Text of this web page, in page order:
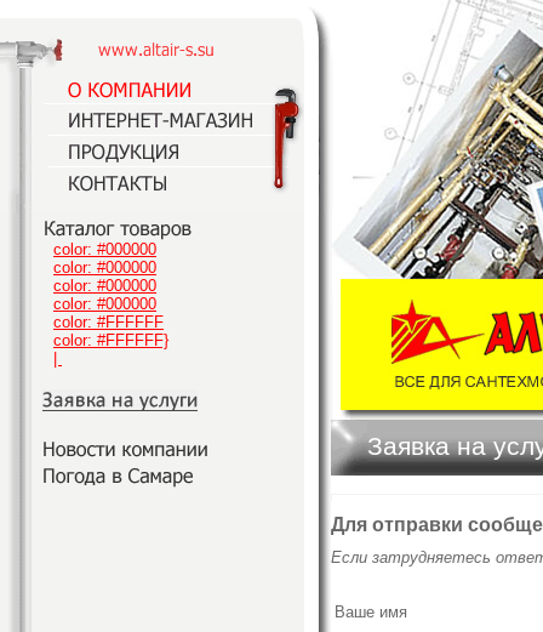
color: #000000
color: #000000
color: #000000
color: #000000
color: #FFFFFF
color: #FFFFFF}
Заявка на
Для отправки
Если затрудняетесь
Ваше имя